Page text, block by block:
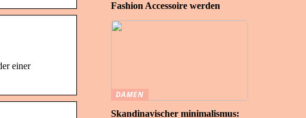
einer
Fashion Accessoire werden
DAMEN
Skandinavischer minimalismus: